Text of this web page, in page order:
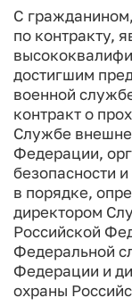
С
по контракту,
достигшим
военной
контракт о
Службе
Федерации,
безопасности
в порядке,
директором
Российской
Федеральной
Федерации и
охраны